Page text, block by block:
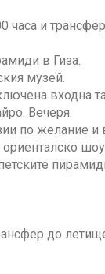
часа и
в Гиза.
музей.
входна
Вечеря.
по желание и
до